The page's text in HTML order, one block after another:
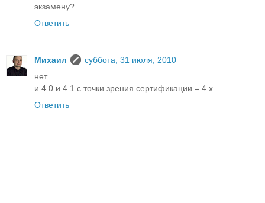
экзамену?
Ответить
Михаил
суббота, 31 июля, 2010
нет.
и 4.0 и 4.1 с точки зрения сертификации = 4.x.
Ответить